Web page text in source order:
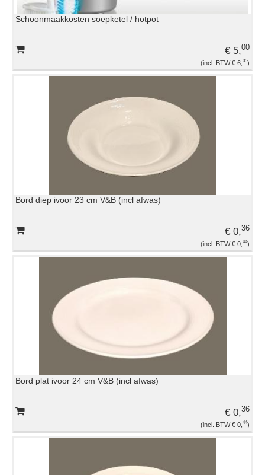
Schoonmaakkosten soepketel / hotpot
€ 5,00
€ 6, 05
Bord diep ivoor 23 cm V&B (incl afwas)
€ 0,36
€ 0, 44
Bord plat ivoor 24 cm V&B (incl afwas)
€ 0,36
€ 0, 44